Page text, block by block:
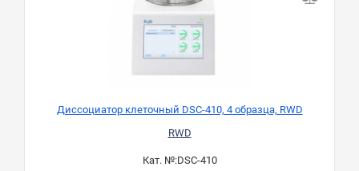
Диссоциатор клеточный DSC-410, 4 образца, RWD
RWD
Кат. №:DSC-410